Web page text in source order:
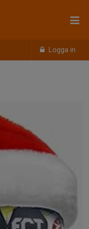
Logga in